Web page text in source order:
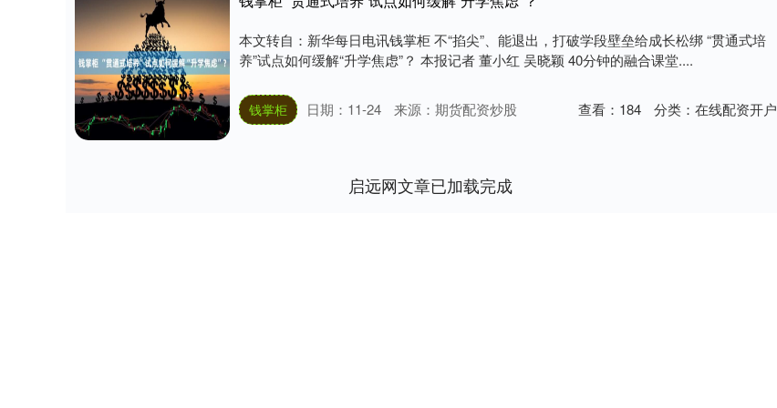
本文转自：新华每日电讯钱掌柜 不“掐尖”、能退出，打破学段壁垒给成长松绑 “贯通式培
养”试点如何缓解“升学焦虑”？ 本报记者 董小红 吴晓颖 40分钟的融合课堂....
钱掌柜 日期：11-24 来源：期货配资炒股 查看： 184 分类： 在线配资开户
启远网文章已加载完成